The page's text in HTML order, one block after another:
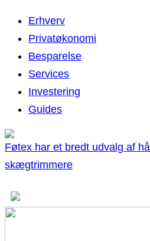
Erhverv
Privatøkonomi
Besparelse
Services
Investering
Guides
Føtex har et bredt udvalg af
skægtrimmere